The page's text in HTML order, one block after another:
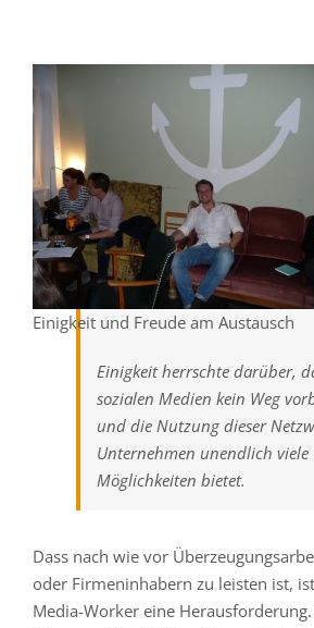
Einigkeit und Freude am Austausch
Einigkeit herrschte darüber,
sozialen Medien kein Weg
und die Nutzung dieser
Unternehmen unendlich viele
Möglichkeiten bietet.
Dass nach wie vor
oder Firmeninhabern zu leisten ist,
Media-Worker eine